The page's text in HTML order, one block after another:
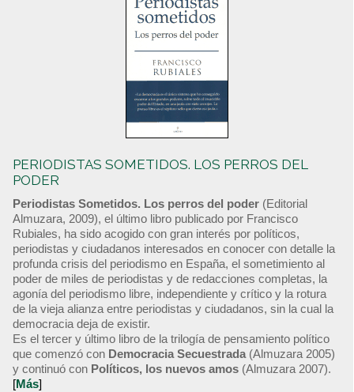
PERIODISTAS SOMETIDOS. LOS PERROS DEL
PODER
Periodistas Sometidos. Los perros del poder (Editorial
Almuzara, 2009), el último libro publicado por Francisco
Rubiales, ha sido acogido con gran interés por políticos,
periodistas y ciudadanos interesados en conocer con detalle la
profunda crisis del periodismo en España, el sometimiento al
poder de miles de periodistas y de redacciones completas, la
agonía del periodismo libre, independiente y crítico y la rotura
de la vieja alianza entre periodistas y ciudadanos, sin la cual la
democracia deja de existir.
Es el tercer y último libro de la trilogía de pensamiento político
que comenzó con Democracia Secuestrada (Almuzara 2005)
y continuó con Políticos, los nuevos amos (Almuzara 2007).
[Más]